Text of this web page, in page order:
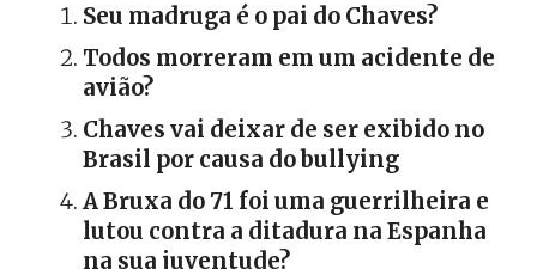
Seu madruga é o pai do Chaves?
Todos morreram em um acidente de
avião?
Chaves vai deixar de ser exibido no
Brasil por causa do bullying
A Bruxa do 71 foi uma guerrilheira e
lutou contra a ditadura na Espanha
na sua juventude?